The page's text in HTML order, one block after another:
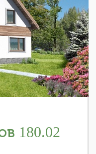
180.02